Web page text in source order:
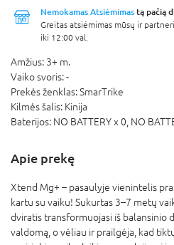
Nemokamas Atsiėmimas tą pačią
Greitas atsiėmimas mūsų ir
iki 12:00 val.
Amžius: 3+ m.
Vaiko svoris:-
Prekės ženklas:SmarTrike
Kilmės šalis: Kinija
Baterijos: NO BATTERY x 0, NO
Apie prekę
Xtend Mg+ – pasaulyje vienintelis
kartu su vaiku! Sukurtas 3–7 metų
dviratis transformuojasi iš balansinio
valdomą, o vėliau ir prailgėja, kad